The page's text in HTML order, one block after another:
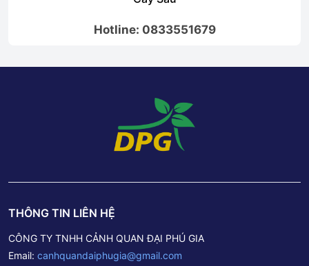
Hotline: 0833551679
THÔNG TIN LIÊN HỆ
CÔNG TY TNHH CẢNH QUAN ĐẠI PHÚ GIA
Email: canhquandaiphugia@gmail.com